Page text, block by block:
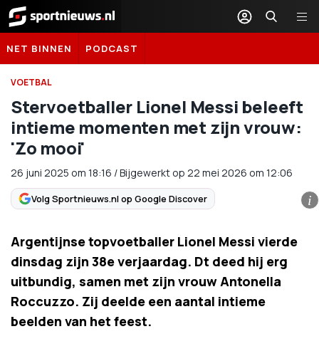
Sportnieuws.nl
NET BINNEN PODCAST
VOETBAL
Stervoetballer Lionel Messi beleeft
intieme momenten met zijn vrouw:
'Zo mooi'
26 juni 2025 om 18:16 /Bijgewerkt op 22 mei 2026 om 12:06
Volg Sportnieuws.nl op Google Discover i
Argentijnse topvoetballer Lionel Messi vierde
dinsdag zijn 38e verjaardag. Dt deed hij erg
uitbundig, samen met zijn vrouw Antonella
Roccuzzo. Zij deelde een aantal intieme
beelden van het feest.